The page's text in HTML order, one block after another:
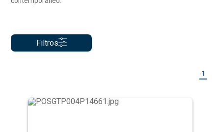
Filtros
1